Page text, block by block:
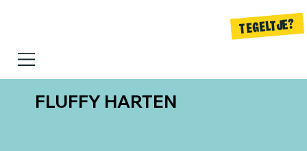
TEGELTJE?
FLUFFY HARTEN